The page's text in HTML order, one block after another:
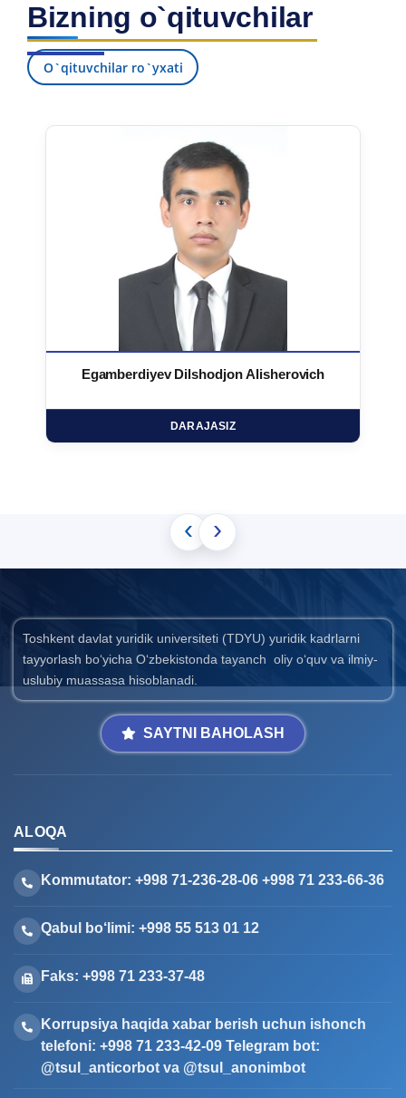
Bizning o`qituvchilar
O`qituvchilar ro`yxati
Egamberdiyev Dilshodjon Alisherovich
DARAJASIZ
‹ ›
Toshkent davlat yuridik universiteti (TDYU) yuridik kadrlarni
tayyorlash bo‘yicha O‘zbekistonda tayanch oliy o‘quv va ilmiy-
uslubiy muassasa hisoblanadi.
ALOQA
Kommutator: +998 71-236-28-06 +998 71 233-66-36
Qabul bo‘limi: +998 55 513 01 12
Faks: +998 71 233-37-48
Korrupsiya haqida xabar berish uchun ishonch